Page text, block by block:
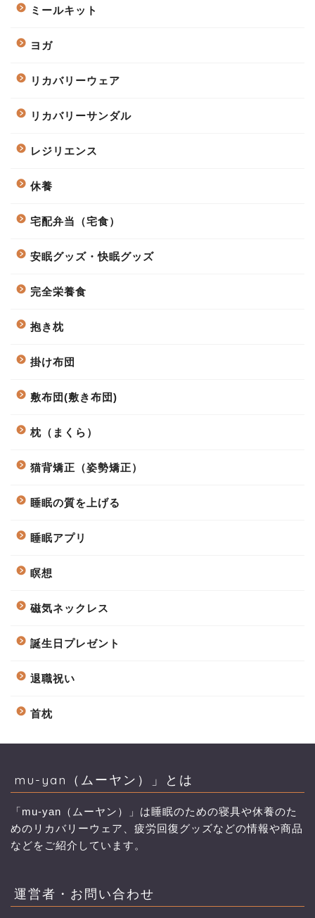
ミールキット
ヨガ
リカバリーウェア
リカバリーサンダル
レジリエンス
休養
宅配弁当（宅食）
安眠グッズ・快眠グッズ
完全栄養食
抱き枕
掛け布団
敷布団(敷き布団)
枕（まくら）
猫背矯正（姿勢矯正）
睡眠の質を上げる
睡眠アプリ
瞑想
磁気ネックレス
誕生日プレゼント
退職祝い
首枕
mu-yan（ムーヤン）」とは
「mu-yan（ムーヤン）」は睡眠のための寝具や休養のた
めのリカバリーウェア、疲労回復グッズなどの情報や商品
などをご紹介しています。
運営者・お問い合わせ